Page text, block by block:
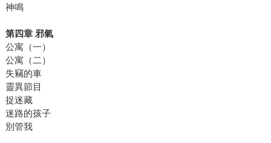
神鳴
第四章 邪氣
公寓（一）
公寓（二）
失竊的車
靈異節目
捉迷藏
迷路的孩子
別管我